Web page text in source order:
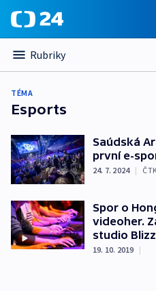
Rubriky
TÉMA
Esports
Saúdská
první e-
24. 7. 2024 |
Spor o
videoher.
studio
19. 10. 2019 |